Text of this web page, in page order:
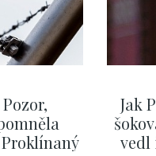
Jak
vedl